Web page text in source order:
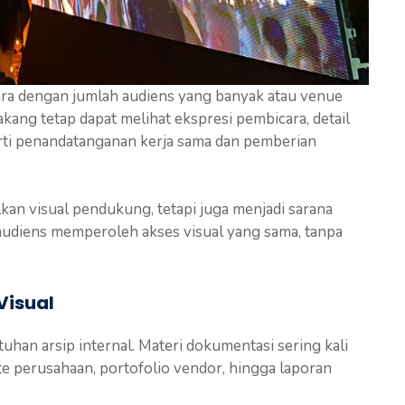
dengan jumlah audiens yang banyak atau venue
tetap dapat melihat ekspresi pembicara, detail
penandatanganan kerja sama dan pemberian
visual pendukung, tetapi juga menjadi sarana
memperoleh akses visual yang sama, tanpa
arsip internal. Materi dokumentasi sering kali
perusahaan, portofolio vendor, hingga laporan